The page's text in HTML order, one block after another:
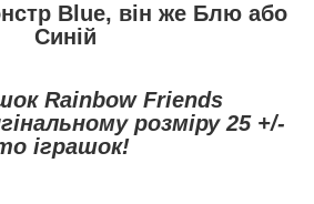
Blue, він же Блю або
Синій
Rainbow Friends
розміру 25 +/-
іграшок!